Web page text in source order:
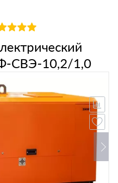
СВЭ-10,2/1,0